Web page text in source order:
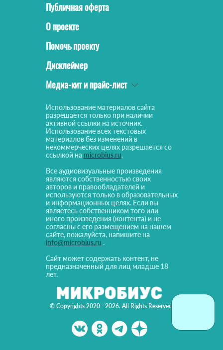
© Copyrights 2020 - 2026. All Rights Reserved!
Публичная оферта
О проекте
Помочь проекту
Дисклеймер
Медиа-кит и прайс-лист
Использование материалов сайта
разрешается только при наличии
активной ссылки на источник.
Использование всех текстовых
материалов без изменений в
некоммерческих целях разрешается со
ссылкой на microbius.ru.
Все аудиовизуальные произведения
являются собственностью своих
авторов и правообладателей и
используются только в образовательных
и информационных целях. Если вы
являетесь собственником того или
иного произведения (контента) и не
согласны с его размещением на нашем
сайте, пожалуйста, напишите на
info@microbius.ru .
Сайт может содержать контент, не
предназначенный для лиц младше 18
лет.